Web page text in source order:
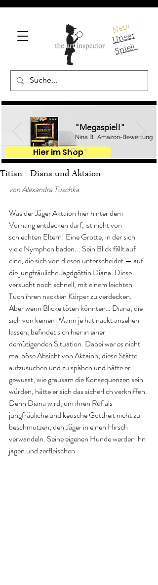
Neu!
U
ns
er
S
pi
el!
"Megaspiel!"
Nina B., Amazon-Bewertung
Hier im Shop
Titian - Diana und Aktaion
von Alexandra Tuschka
Was der Jäger Aktaion hier hinter dem
Vorhang entdecken darf, ist nicht von
schlechten Eltern! Eine Grotte, in der sich
viele Nymphen baden... Sein Blick fällt auf
eine, die sich von diesen unterscheidet — auf
die jungfräuliche Jagdgöttin Diana. Diese
versucht noch schnell, mit einem leichten
Tuch ihren nackten Körper zu verdecken.
Aber wenn Blicke töten könnten… Diana, die
sich von keinem Mann je hat nackt ansehen
lassen, befindet sich hier in einer
demütigenden Situation. Dabei war es nicht
mal böse Absicht von Aktaion, diese Stätte
aufzusuchen und zu spähen und hätte er
gewusst, wie grausam die Konsequenzen sein
würden, hätte er sich das sicherlich verkniffen.
Denn Diana wird, um ihren Ruf als
jungfräuliche und keusche Gottheit nicht zu
beschmutzen, den Jäger in einen Hirsch
verwandeln. Seine eigenen Hunde werden ihn
jagen und zerfleischen.